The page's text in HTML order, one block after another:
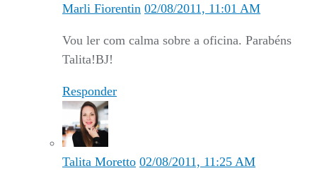
Marli Fiorentin 02/08/2011, 11:01 AM
Vou ler com calma sobre a oficina. Parabéns
Talita!BJ!
Responder
Talita Moretto 02/08/2011, 11:25 AM